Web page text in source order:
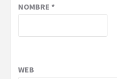
NOMBRE *
WEB